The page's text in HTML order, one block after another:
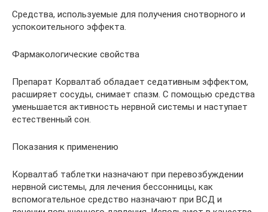
Средства, используемые для получения снотворного и
успокоительного эффекта.
Фармакологические свойства
Препарат Корвалтаб обладает седативным эффектом,
расширяет сосуды, снимает спазм. С помощью средства
уменьшается активность нервной системы и наступает
естественный сон.
Показания к применению
Корвалтаб таблетки назначают при перевозбуждении
нервной системы, для лечения бессонницы, как
вспомогательное средство назначают при ВСД и